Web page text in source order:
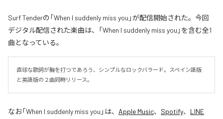
Surf Tenderの「When I suddenly miss you」が配信開始された。今回
デジタル配信された楽曲は、「When I suddenly miss you」を含む全1
曲となっている。
直球な歌詞が胸を打つであろう、シンプルなロックバラード。スペイン語版
と英語版の２曲同時リリース。
なお「When I suddenly miss you 」は、 Apple Music、 Spotify、 LINE